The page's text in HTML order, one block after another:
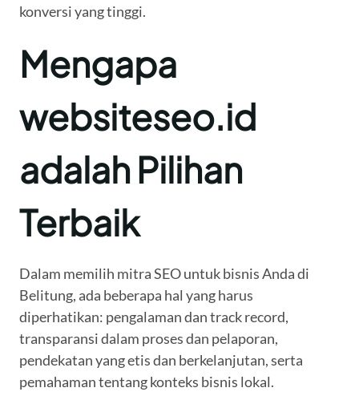
konversi yang tinggi.
Mengapa
websiteseo.id
adalah Pilihan
Terbaik
Dalam memilih mitra SEO untuk bisnis Anda di
Belitung, ada beberapa hal yang harus
diperhatikan: pengalaman dan track record,
transparansi dalam proses dan pelaporan,
pendekatan yang etis dan berkelanjutan, serta
pemahaman tentang konteks bisnis lokal.